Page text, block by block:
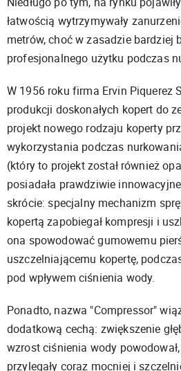
łatwością wytrzymywały
metrów, choć w zasadzie bardziej
profesjonalnego użytku podczas
W 1956 roku firma Ervin Piquerez
produkcji doskonałych kopert do
projekt nowego rodzaju koperty
wykorzystania podczas
(który to projekt został również
posiadała prawdziwie
skrócie: specjalny mechanizm
kopertą zapobiegał kompresji i
ona spowodować gumowemu
uszczelniającemu kopertę,
pod wpływem ciśnienia wody.
Ponadto, nazwa "Compressor"
dodatkową cechą: zwiększenie
wzrost ciśnienia wody
przylegały coraz mocniej i